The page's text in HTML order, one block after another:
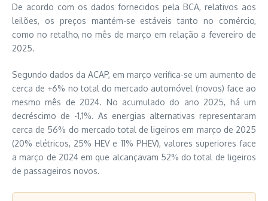
De acordo com os dados fornecidos pela BCA, relativos aos
leilões, os preços mantém-se estáveis tanto no comércio,
como no retalho, no mês de março em relação a fevereiro de
2025.
Segundo dados da ACAP, em março verifica-se um aumento de
cerca de +6% no total do mercado automóvel (novos) face ao
mesmo mês de 2024. No acumulado do ano 2025, há um
decréscimo de -1,1%. As energias alternativas representaram
cerca de 56% do mercado total de ligeiros em março de 2025
(20% elétricos, 25% HEV e 11% PHEV), valores superiores face
a março de 2024 em que alcançavam 52% do total de ligeiros
de passageiros novos.